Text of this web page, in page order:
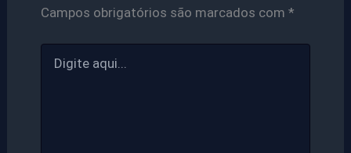
Campos obrigatórios são marcados com *
aqui...